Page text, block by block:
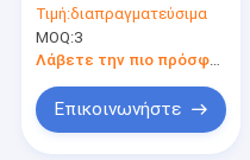
εστίαση
Τιμή:διαπραγματεύσιμα
MOQ:3
Λάβετε την πιο πρόσφατη τιμή
Επικοινωνήστε